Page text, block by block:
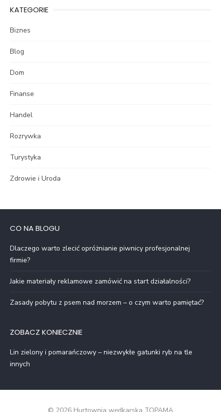
KATEGORIE
Biznes
Blog
Dom
Finanse
Handel
Rozrywka
Turystyka
Zdrowie i Uroda
CO NA BLOGU
Dlaczego warto zlecić opróżnianie piwnicy profesjonalnej
firmie?
Jakie materiały reklamowe zamówić na start działalności?
Zasady pobytu z psem nad morzem – o czym warto pamiętać?
ZOBACZ KONIECZNIE
Lin zielony i pomarańczowy – niezwykłe gatunki ryb na tle
innych